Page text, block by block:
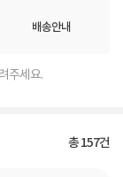
배송안내
주세요.
총157건